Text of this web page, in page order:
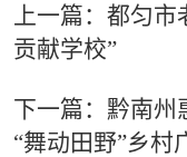
上一篇：都匀
贡献学校”
下一篇：黔南州
“舞动田野”乡村